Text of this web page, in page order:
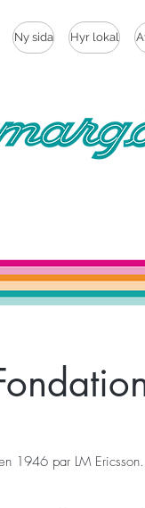
Ny sida Hyr lokal
1946 par LM